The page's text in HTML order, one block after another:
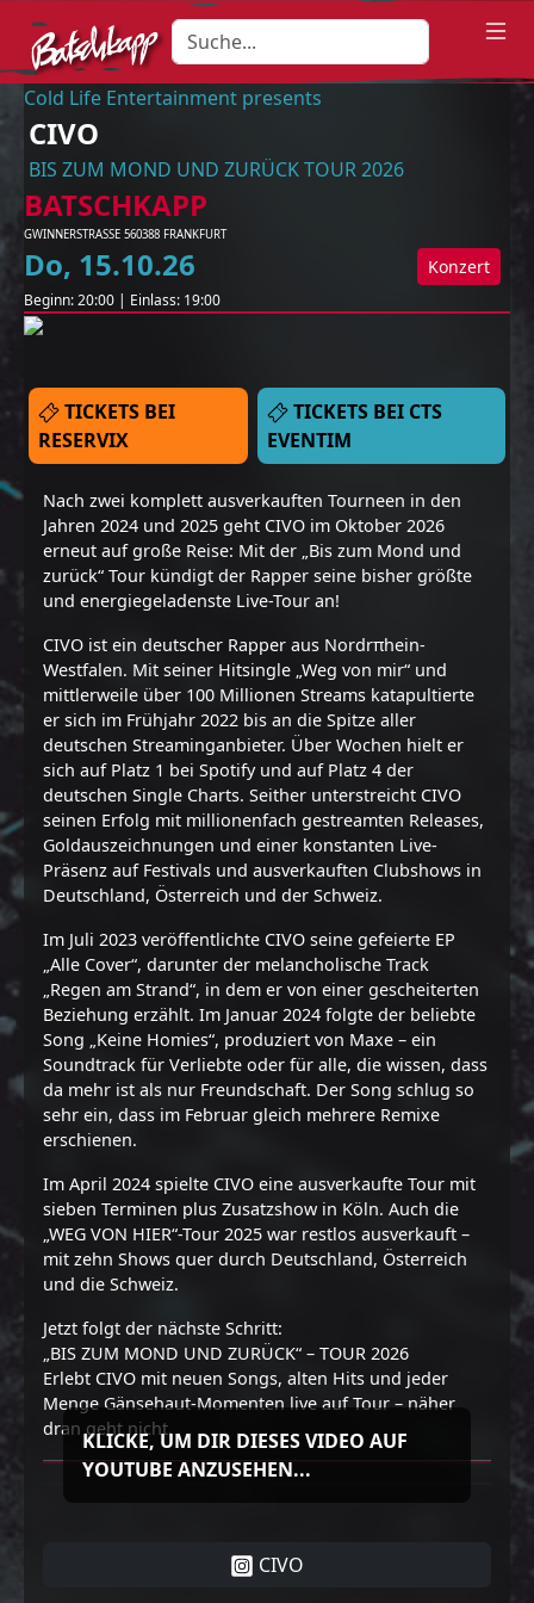
Cold Life Entertainment presents
CIVO
BIS ZUM MOND UND ZURÜCK TOUR 2026
BATSCHKAPP
GWINNERSTRASSE 560388 FRANKFURT
Do, 15.10.26 Konzert
Beginn:20:00 | Einlass: 19:00
TICKETS BEI
RESERVIX
TICKETS BEI CTS
EVENTIM
Nach zwei komplett ausverkauften Tourneen in den
Jahren 2024 und 2025 geht CIVO im Oktober 2026
erneut auf große Reise: Mit der „Bis zum Mond und
zurück“ Tour kündigt der Rapper seine bisher größte
und energiegeladenste Live-Tour an!
CIVO ist ein deutscher Rapper aus Nordrπhein-
Westfalen. Mit seiner Hitsingle „Weg von mir“ und
mittlerweile über 100 Millionen Streams katapultierte
er sich im Frühjahr 2022 bis an die Spitze aller
deutschen Streaminganbieter. Über Wochen hielt er
sich auf Platz 1 bei Spotify und auf Platz 4 der
deutschen Single Charts. Seither unterstreicht CIVO
seinen Erfolg mit millionenfach gestreamten Releases,
Goldauszeichnungen und einer konstanten Live-
Präsenz auf Festivals und ausverkauften Clubshows in
Deutschland, Österreich und der Schweiz.
Im Juli 2023 veröffentlichte CIVO seine gefeierte EP
„Alle Cover“, darunter der melancholische Track
„Regen am Strand“, in dem er von einer gescheiterten
Beziehung erzählt. Im Januar 2024 folgte der beliebte
Song „Keine Homies“, produziert von Maxe – ein
Soundtrack für Verliebte oder für alle, die wissen, dass
da mehr ist als nur Freundschaft. Der Song schlug so
sehr ein, dass im Februar gleich mehrere Remixe
erschienen.
Im April 2024 spielte CIVO eine ausverkaufte Tour mit
sieben Terminen plus Zusatzshow in Köln. Auch die
„WEG VON HIER“-Tour 2025 war restlos ausverkauft –
mit zehn Shows quer durch Deutschland, Österreich
und die Schweiz.
Jetzt folgt der nächste Schritt:
„BIS ZUM MOND UND ZURÜCK“ – TOUR 2026
Erlebt CIVO mit neuen Songs, alten Hits und jeder
Menge Gänsehaut-Momenten live auf Tour – näher
dran geht nicht.
KLICKE, UM DIR DIESES VIDEO AUF
YOUTUBE ANZUSEHEN...
CIVO